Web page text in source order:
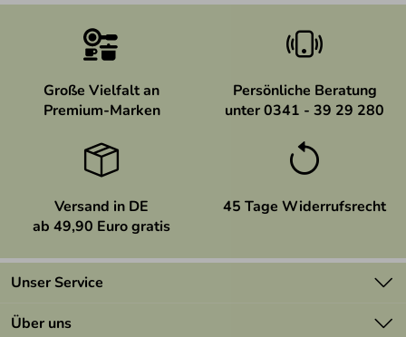
Große Vielfalt an
Premium-Marken
Persönliche Beratung
unter 0341 - 39 29 280
Versand in DE
ab 49,90 Euro gratis
45 Tage Widerrufsrecht
Unser Service
Kontakt
Über uns